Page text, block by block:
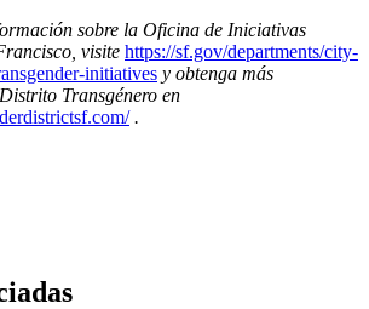
sobre la Oficina de Iniciativas
visite https://sf.gov/departments/city-
initiatives y obtenga más
Transgénero en
.